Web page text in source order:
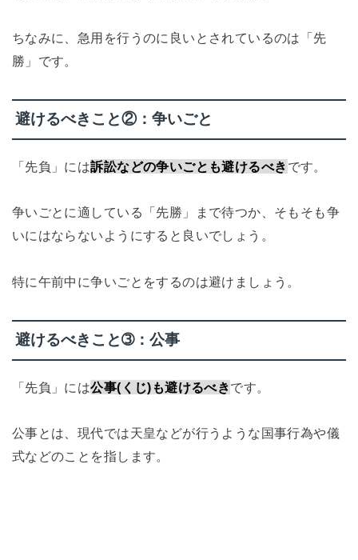
ちなみに、急用を行うのに良いとされているのは「先
勝」です。
避けるべきこと②：争いごと
「先負」には訴訟などの争いごとも避けるべき です。
争いごとに適している「先勝」まで待つか、そもそも争
いにはならないようにすると良いでしょう。
特に午前中に争いごとをするのは避けましょう。
避けるべきこと➂：公事
「先負」には公事(くじ)も避けるべきです。
公事とは、現代では天皇などが行うような国事行為や儀
式などのことを指します。